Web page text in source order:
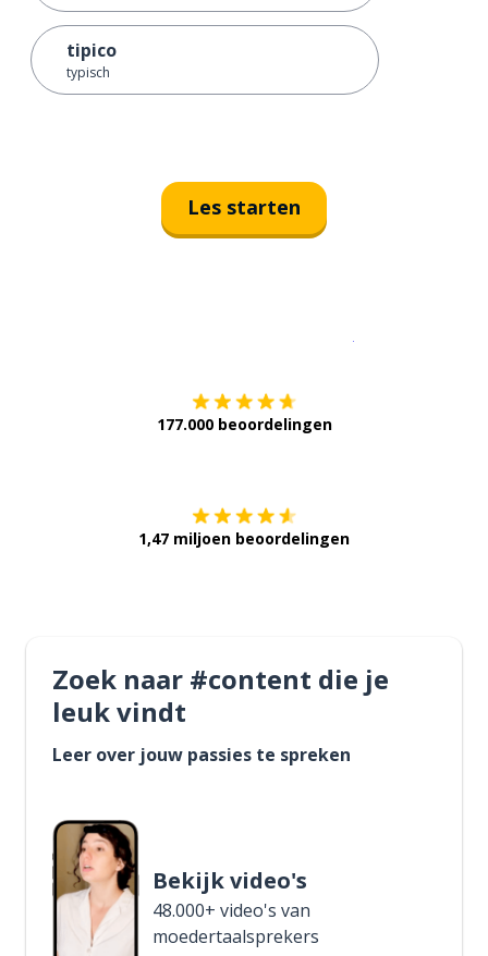
tipico
typisch
Les starten
177.000 beoordelingen
1,47 miljoen beoordelingen
Zoek naar #content die je
leuk vindt
Leer over jouw passies te spreken
Bekijk video's
48.000+ video's van
moedertaalsprekers